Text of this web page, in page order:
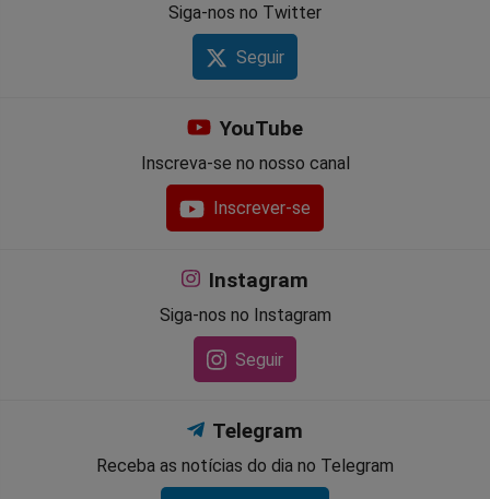
Siga-nos no Twitter
Seguir
YouTube
Inscreva-se no nosso canal
Inscrever-se
Instagram
Siga-nos no Instagram
Seguir
Telegram
Receba as notícias do dia no Telegram